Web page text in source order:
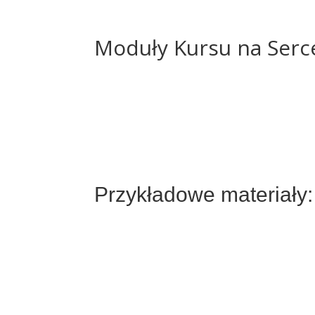
Moduły Kursu na
Przykładowe materiały: